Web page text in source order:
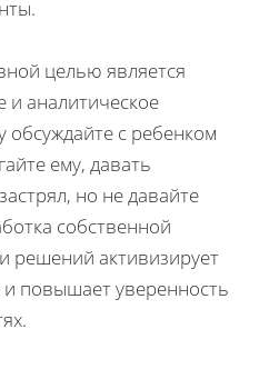
целью является
и аналитическое
с ребенком
ему, давать
но не давайте
собственной
решений активизирует
повышает уверенность